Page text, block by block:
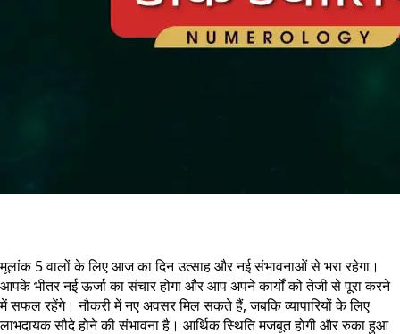
मूलांक 5 वालों के लिए आज का दिन उत्साह और नई संभावनाओं से भरा रहेगा।
आपके भीतर नई ऊर्जा का संचार होगा और आप अपने कार्यों को तेजी से पूरा करने
में सफल रहेंगे। नौकरी में नए अवसर मिल सकते हैं, जबकि व्यापारियों के लिए
लाभदायक सौदे होने की संभावना है। आर्थिक स्थिति मजबूत होगी और रुका हुआ